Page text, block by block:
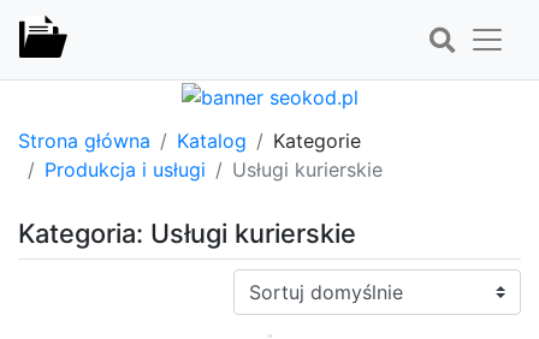
Strona główna Katalog
Kategorie
Produkcja i usługi
Usługi kurierskie
Kategoria: Usługi kurierskie
Sortuj: